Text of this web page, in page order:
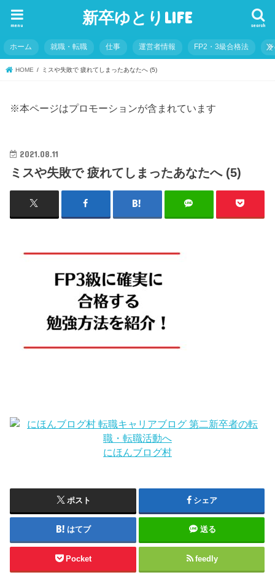
新卒ゆとりLIFE search
menu
ホーム 就職・転職 仕事 運営者情報 FP2・3級合格法
HOME ミスや失敗で 疲れてしまったあなたへ (5)
※本ページはプロモーションが含まれています
2021.08.11
ミスや失敗で 疲れてしまったあなたへ (5)
にほんブログ村
ポスト シェア
はてブ 送る
Pocket feedly